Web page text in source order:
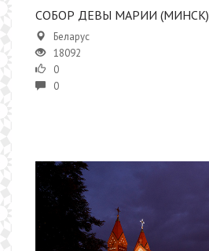
СОБОР ДЕВЫ МАРИИ (МИНСК)
Беларус
18092
0
0